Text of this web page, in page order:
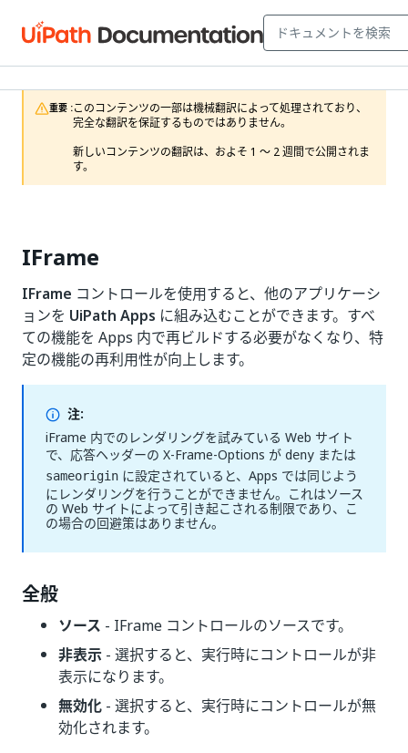
重要 :このコンテンツの一部は機械翻訳によって処理されており、
完全な翻訳を保証するものではありません。
新しいコンテンツの翻訳は、およそ 1 ～ 2 週間で公開されま
す。
IFrame
IFrame コントロールを使用すると、他のアプリケーシ
ョンを UiPath Apps に組み込むことができます。すべ
ての機能を Apps 内で再ビルドする必要がなくなり、特
定の機能の再利用性が向上します。
注:
iFrame 内でのレンダリングを試みている Web サイト
で、応答ヘッダーの X-Frame-Options が deny または
sameorigin に設定されていると、Apps では同じよう
にレンダリングを行うことができません。これはソース
の Web サイトによって引き起こされる制限であり、こ
の場合の回避策はありません。
全般
ソース - IFrame コントロールのソースです。
非表示 - 選択すると、実行時にコントロールが非
表示になります。
無効化 - 選択すると、実行時にコントロールが無
効化されます。